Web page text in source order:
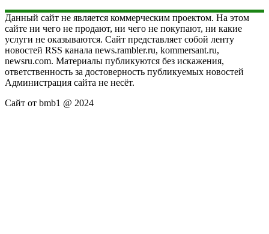
Данный сайт не является коммерческим проектом. На этом
сайте ни чего не продают, ни чего не покупают, ни какие
услуги не оказываются. Сайт представляет собой ленту
новостей RSS канала news.rambler.ru, kommersant.ru,
newsru.com. Материалы публикуются без искажения,
ответственность за достоверность публикуемых новостей
Администрация сайта не несёт.
Сайт от bmb1 @ 2024